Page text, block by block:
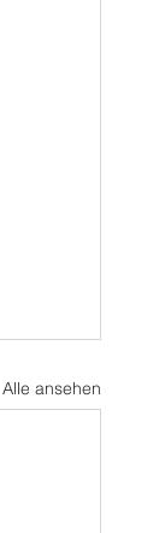
Alle ansehen